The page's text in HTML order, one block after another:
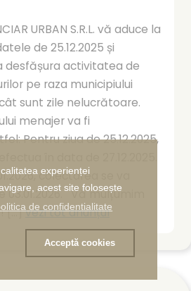
experienței
acest site folosește
de confidentialitate
Acceptă cookies
URBAN S.R.L. vă aduce la
de 25.12.2025 și
desfășura activitatea de
pe raza municipiului
sunt zile nelucrătoare.
menajer va fi
Pentru ziua de 25.12.2025,
colectarea se va
03.01.2026. Vă mulțumim
[...]vezi tot anunțul